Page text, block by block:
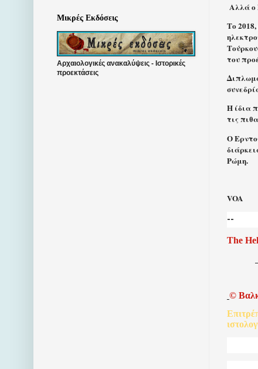
Αλλά ο
Το
του
Η ίδια
τις
Ο
Ρώμη.
VOA
--
The
©
Μικρές Εκδόσεις
Αρχαιολογικές ανακαλύψεις - Ιστορικές
προεκτάσεις